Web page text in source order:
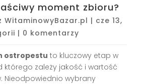
moment zbioru?
WitaminowyBazar.pl | cze 13,
| 0 komentarzy
ostropestu to kluczowy etap w
którego zależy jakość i wartość
Nieodpowiednio wybrany